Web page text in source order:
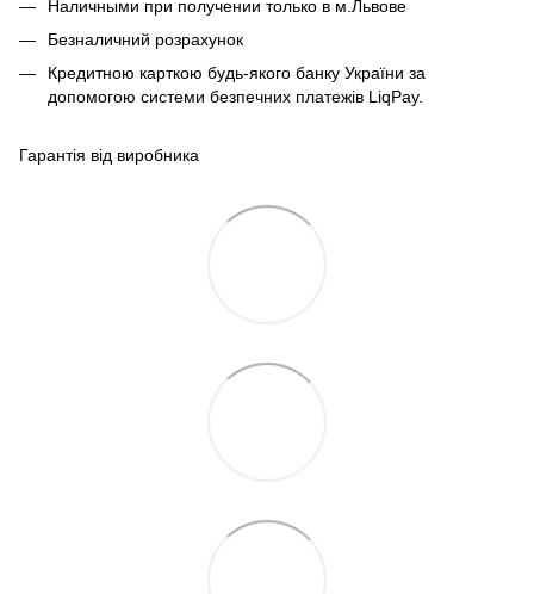
Наличными при получении только в м.Львове
Безналичний розрахунок
Кредитною карткою будь-якого банку України за
допомогою системи безпечних платежів LiqPay.
Гарантія від виробника